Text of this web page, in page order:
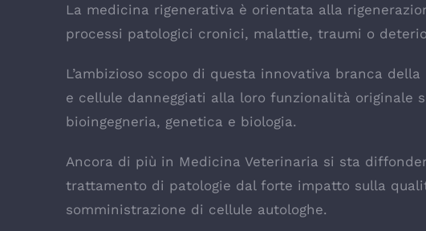
La medicina rigenerativa è orientata alla
processi patologici cronici, malattie, traumi o
L’ambizioso scopo di questa innovativa branca
e cellule danneggiati alla loro funzionalità originale
bioingegneria, genetica e biologia.
Ancora di più in Medicina Veterinaria si sta
trattamento di patologie dal forte impatto sulla
somministrazione di cellule autologhe.